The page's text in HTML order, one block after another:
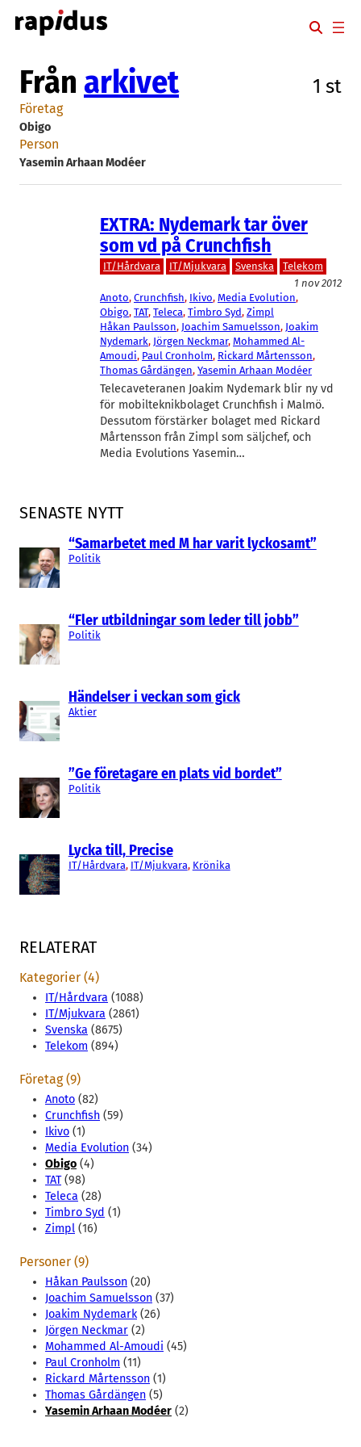
Hoppa
till
SENASTE NYTT
“Samarbetet med M har varit lyckosamt”
Politik
“Fler utbildningar som leder till jobb”
Politik
Händelser i veckan som gick
Aktier
”Ge företagare en plats vid bordet”
Politik
Lycka till, Precise
IT/Hårdvara, IT/Mjukvara, Krönika
Från arkivet 1 st
Företag
Obigo
Person
Yasemin Arhaan Modéer
EXTRA: Nydemark tar över
som vd på Crunchfish
IT/Hårdvara IT/Mjukvara Svenska
Telekom
1 nov 2012
Anoto, Crunchfish, Ikivo, Media Evolution
Obigo, TAT, Teleca, Timbro Syd, Zimpl
Håkan Paulsson, Joachim Samuelsson, Joakim
Nydemark, Jörgen Neckmar, Mohammed Al-
Amoudi, Paul Cronholm, Rickard Mårtensson
Thomas Gårdängen, Yasemin Arhaan Modéer
Telecaveteranen Joakim Nydemark blir ny vd
för mobilteknikbolaget Crunchfish i Malmö.
Dessutom förstärker bolaget med Rickard
Mårtensson från Zimpl som säljchef, och
Media Evolutions Yasemin…
RELATERAT
Kategorier (4)
IT/Hårdvara (1088)
IT/Mjukvara (2861)
Svenska (8675)
Telekom (894)
Företag (9)
Anoto (82)
Crunchfish (59)
Ikivo (1)
Media Evolution (34)
Obigo (4)
TAT(98)
Teleca (28)
Timbro Syd (1)
Zimpl (16)
Personer (9)
Håkan Paulsson (20)
Joachim Samuelsson (37)
Joakim Nydemark(26)
Jörgen Neckmar (2)
Mohammed Al-Amoudi (45)
Paul Cronholm (11)
Rickard Mårtensson (1)
Thomas Gårdängen (5)
Yasemin Arhaan Modéer (2)